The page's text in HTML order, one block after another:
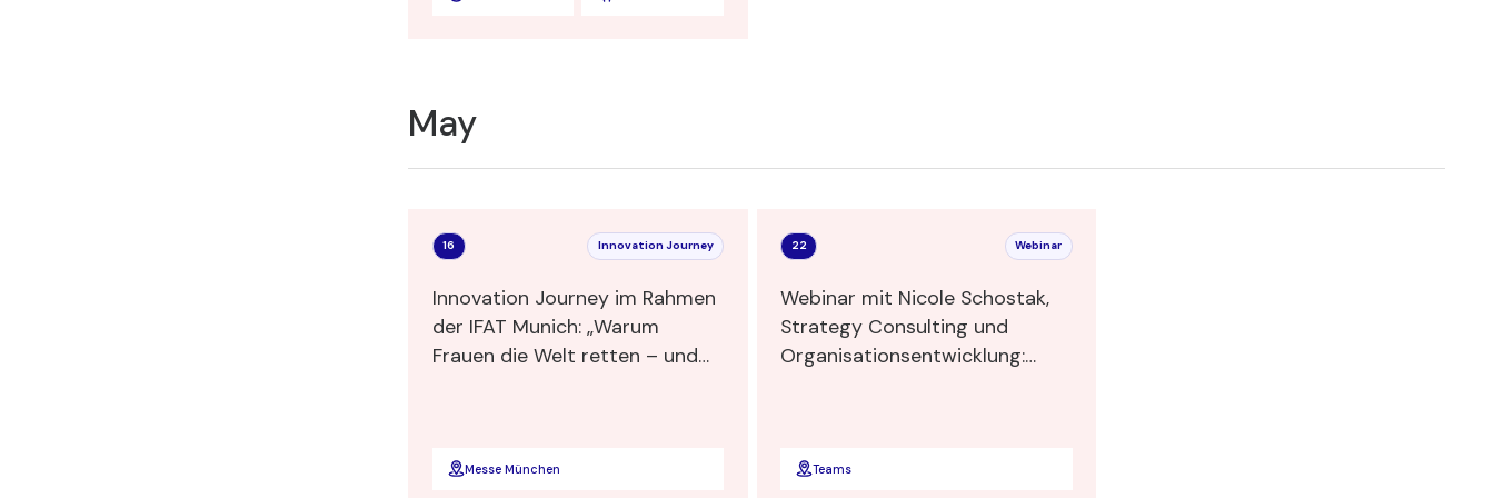
May
16 Innovation Journey
Innovation Journey im Rahmen
der IFAT Munich: „Warum
Frauen die Welt retten – und
Messe München
22 Webinar
Webinar mit Nicole Schostak,
Strategy Consulting und
Organisationsentwicklung:
Teams